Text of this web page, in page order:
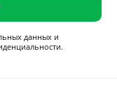
данныхи